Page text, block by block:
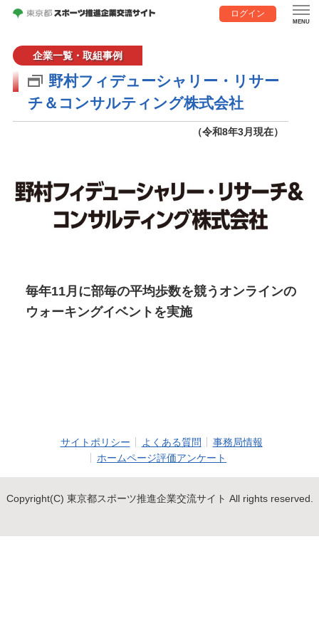
ログイン
企業一覧・取組事例
野村フィデューシャリー・リサー
チ＆コンサルティング株式会社
（令和8年3月現在）
毎年11月に部毎の平均歩数を競うオンラインの
ウォーキングイベントを実施
サイトポリシー よくある質問
事務局情報
ホームページ評価アンケート
Copyright(C) 東京都スポーツ推進企業交流サイト All rights reserved.